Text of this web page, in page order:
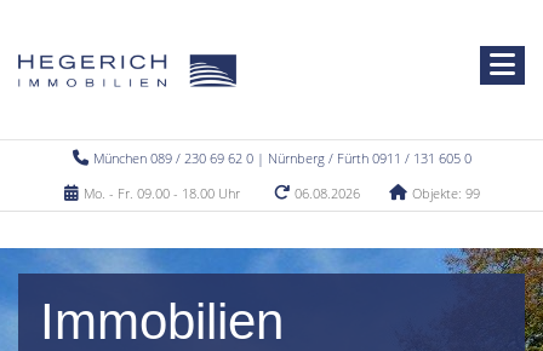
München 089 / 230 69 62 0 | Nürnberg / Fürth 0911 / 131 605 0
Mo. - Fr. 09.00 - 18.00 Uhr
06.08.2026 Objekte: 99
Immobilien